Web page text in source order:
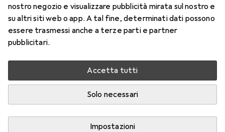
nostro negozio e visualizzare pubblicità mirata sul nostro e
su altri siti web o app. A tal fine, determinati dati possono
essere trasmessi anche a terze parti e partner
pubblicitari.
Accetta tutti
Solo necessari
Impostazioni